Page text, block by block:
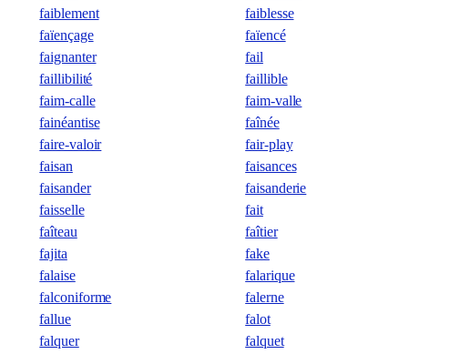
faiblement
faiblesse
faïençage
faïencé
faignanter
fail
faillibilité
faillible
faim-calle
faim-valle
fainéantise
faînée
faire-valoir
fair-play
faisan
faisances
faisander
faisanderie
faisselle
fait
faîteau
faîtier
fajita
fake
falaise
falarique
falconiforme
falerne
fallue
falot
falquer
falquet